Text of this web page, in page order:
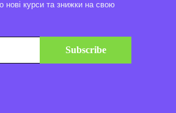
нові курси та знижки на свою